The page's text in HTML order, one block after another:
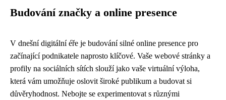
Budování značky a online presence
V dnešní digitální éře je budování silné online presence pro
začínající podnikatele naprosto klíčové. Vaše webové stránky a
profily na sociálních sítích slouží jako vaše virtuální výloha,
která vám umožňuje oslovit široké publikum a budovat si
důvěryhodnost. Nebojte se experimentovat s různými